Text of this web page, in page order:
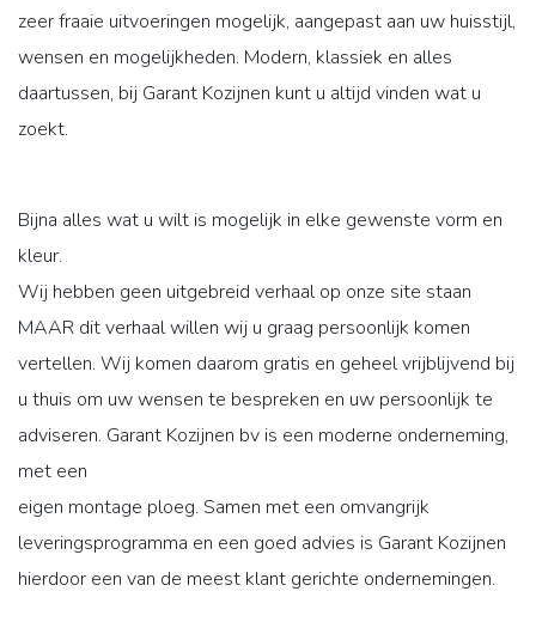
zeer fraaie uitvoeringen mogelijk, aangepast aan uw huisstijl,
wensen en mogelijkheden. Modern, klassiek en alles
daartussen, bij Garant Kozijnen kunt u altijd vinden wat u
zoekt.
Bijna alles wat u wilt is mogelijk in elke gewenste vorm en
kleur.
Wij hebben geen uitgebreid verhaal op onze site staan
MAAR dit verhaal willen wij u graag persoonlijk komen
vertellen. Wij komen daarom gratis en geheel vrijblijvend bij
u thuis om uw wensen te bespreken en uw persoonlijk te
adviseren. Garant Kozijnen bv is een moderne onderneming,
met een
eigen montage ploeg. Samen met een omvangrijk
leveringsprogramma en een goed advies is Garant Kozijnen
hierdoor een van de meest klant gerichte ondernemingen.